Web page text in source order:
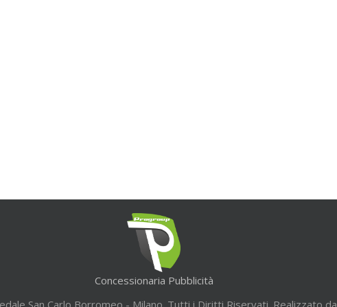
Concessionaria Pubblicità